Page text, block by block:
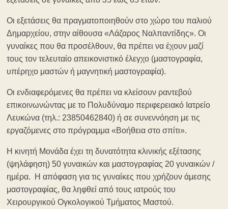
Οι εξετάσεις θα πραγματοποιηθούν στο χώρο του παλιού
Δημαρχείου, στην αίθουσα «Λάζαρος Ναλπαντίδης». Οι
γυναίκες που θα προσέλθουν, θα πρέπει να έχουν μαζί
τους τον τελευταίο απεικονιστικό έλεγχο (μαστογραφία,
υπέρηχο μαστών ή μαγνητική μαστογραφία).
Οι ενδιαφερόμενες θα πρέπει να κλείσουν ραντεβού
επικοινωνώντας με το Πολυδύναμο περιφερειακό Ιατρείο
Λευκώνα (τηλ.: 23850462840) ή σε συνεννόηση με τις
εργαζόμενες στο πρόγραμμα «Βοήθεια στο σπίτι».
Η κινητή Μονάδα έχει τη δυνατότητα κλινικής εξέτασης
(ψηλάφηση) 50 γυναικών και μαστογραφίας 20 γυναικών /
ημέρα. Η απόφαση για τις γυναίκες που χρήζουν άμεσης
μαστογραφίας, θα ληφθεί από τους ιατρούς του
Χειρουργικού Ογκολογικού Τμήματος Μαστού.